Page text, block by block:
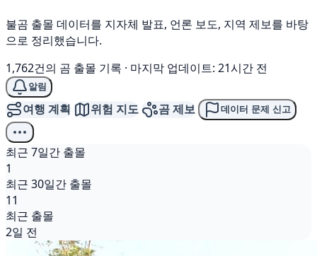
불곰 출몰 데이터를 지자체 발표, 언론 보도, 지역 제보를 바탕
으로 정리했습니다.
1,762건의 곰 출몰 기록 · 마지막 업데이트: 21시간 전
알림
여행 계획 위험 지도 곰 제보 데이터 문제 신고
최근 7일간 출몰
1
최근 30일간 출몰
11
최근 출몰
2일 전